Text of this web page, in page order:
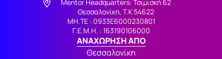
Μentor Headquarters: Τσιμισκή 62
Θεσσαλονίκη, Τ.Κ 54622
ΜΗ.ΤΕ : 0933Ε6000230801
Γ.Ε.Μ.Η. : 163190106000
ΑΝΑΧΩΡΗΣΗ ΑΠΟ
Θεσσαλονίκη